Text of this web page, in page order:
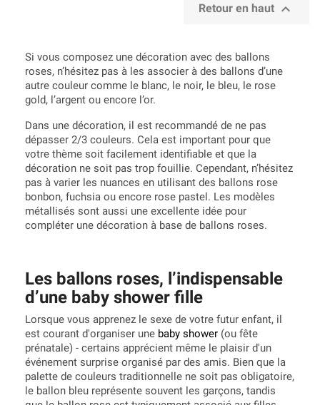
Retour en haut 
Si vous composez une décoration avec des ballons
roses, n’hésitez pas à les associer à des ballons d’une
autre couleur comme le blanc, le noir, le bleu, le rose
gold, l’argent ou encore l’or.
Dans une décoration, il est recommandé de ne pas
dépasser 2/3 couleurs. Cela est important pour que
votre thème soit facilement identifiable et que la
décoration ne soit pas trop fouillie. Cependant, n’hésitez
pas à varier les nuances en utilisant des ballons rose
bonbon, fuchsia ou encore rose pastel. Les modèles
métallisés sont aussi une excellente idée pour
compléter une décoration à base de ballons roses.
Les ballons roses, l’indispensable
d’une baby shower fille
Lorsque vous apprenez le sexe de votre futur enfant, il
est courant d'organiser une baby shower (ou fête
prénatale) - certains apprécient même le plaisir d'un
événement surprise organisé par des amis. Bien que la
palette de couleurs traditionnelle ne soit pas obligatoire,
le ballon bleu représente souvent les garçons, tandis